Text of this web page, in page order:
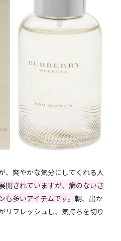
、爽やかな気分にしてくれる人
開されていますが、癖のないさ
も多いアイテムです。朝、出か
リフレッシュし、気持ちを切り